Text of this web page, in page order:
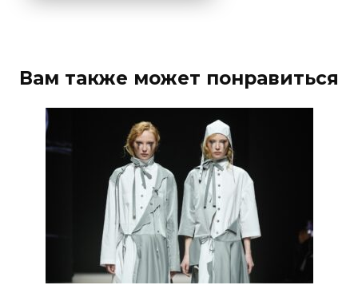
Вам также может понравиться